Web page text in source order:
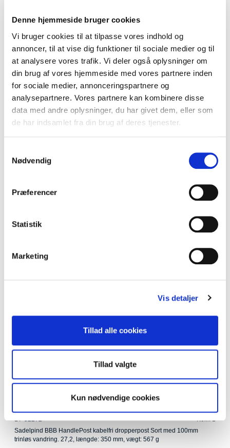
Denne hjemmeside bruger cookies
Vi bruger cookies til at tilpasse vores indhold og
annoncer, til at vise dig funktioner til sociale medier og til
at analysere vores trafik. Vi deler også oplysninger om
din brug af vores hjemmeside med vores partnere inden
for sociale medier, annonceringspartnere og
analysepartnere. Vores partnere kan kombinere disse
data med andre oplysninger, du har givet dem, eller som
de har indsamlet fra din brug af deres tjenester.
Nødvendig
Præferencer
Statistik
Marketing
Vis detaljer
Tillad alle cookies
Tillad valgte
Kun nødvendige cookies
B7-51309
Kolli: 1
inkl. greb på styr, Længde: 470mm
Sadelpind BBB HandlePost 31,6mm Sort Kabelfri dropper post BSP-52
B7-52272
Kolli: 1
Sadelpind BBB HandlePost kabelfri dropperpost Sort med 100mm
trinløs vandring. 27,2, længde: 350 mm, vægt: 567 g